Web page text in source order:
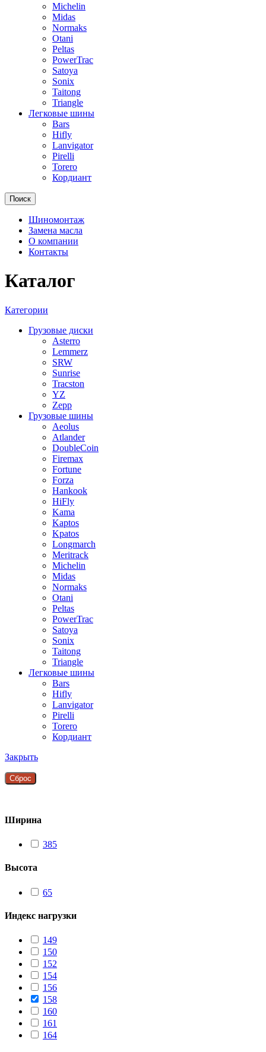
Michelin
Midas
Normaks
Otani
Peltas
PowerTrac
Satoya
Sonix
Taitong
Triangle
Легковые шины
Bars
Hifly
Lanvigator
Pirelli
Torero
Кордиант
Поиск
Шиномонтаж
Замена масла
О компании
Контакты
Каталог
Категории
Грузовые диски
Asterro
Lemmerz
SRW
Sunrise
Tracston
YZ
Zepp
Грузовые шины
Aeolus
Atlander
DoubleCoin
Firemax
Fortune
Forza
Hankook
HiFly
Kama
Kaptos
Kpatos
Longmarch
Meritrack
Michelin
Midas
Normaks
Otani
Peltas
PowerTrac
Satoya
Sonix
Taitong
Triangle
Легковые шины
Bars
Hifly
Lanvigator
Pirelli
Torero
Кордиант
Закрыть
Сброc
Ширина
385
Высота
65
Индекс нагрузки
149
150
152
154
156
158
160
161
164